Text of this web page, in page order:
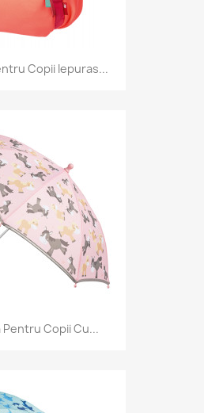
Copii Iepuras...
Pentru Copii Cu...